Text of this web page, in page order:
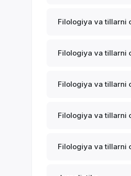
Filologiya va tillarni
Filologiya va tillarni
Filologiya va tillarni
Filologiya va tillarni
Filologiya va tillarni